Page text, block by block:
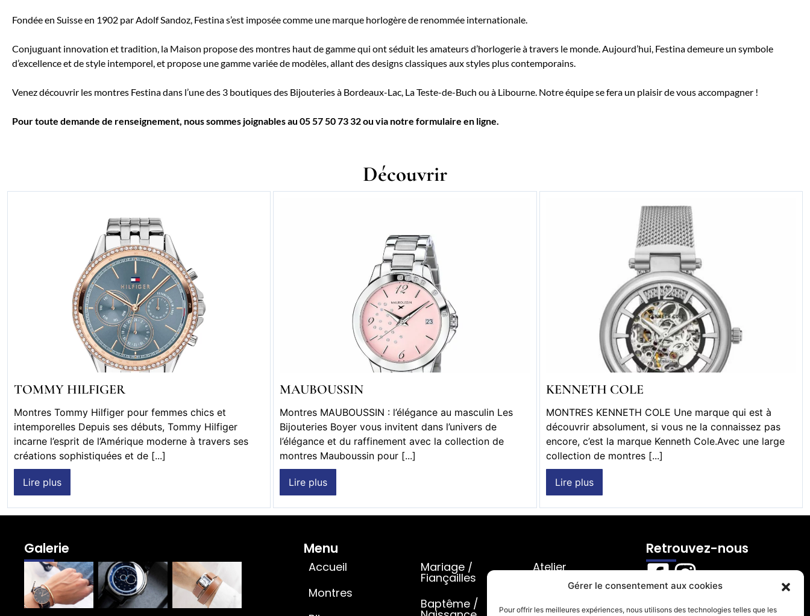
Gérer le consentement aux cookies
Pour offrir les meilleures expériences, nous utilisons des technologies telles que les
Fondée en Suisse en 1902 par Adolf Sandoz, Festina s’est imposée comme une marque horlogère de renommée internationale.
Conjuguant innovation et tradition, la Maison propose des montres haut de gamme qui ont séduit les amateurs d’horlogerie à travers le monde. Aujourd’hui, Festina demeure un symbole
d’excellence et de style intemporel, et propose une gamme variée de modèles, allant des designs classiques aux styles plus contemporains.
Venez découvrir les montres Festina dans l’une des 3 boutiques des Bijouteries à Bordeaux-Lac, La Teste-de-Buch ou à Libourne. Notre équipe se fera un plaisir de vous accompagner !
Pour toute demande de renseignement, nous sommes joignables au 05 57 50 73 32 ou via notre formulaire en ligne.
Découvrir
TOMMY HILFIGER
Montres Tommy Hilfiger pour femmes chics et
intemporelles Depuis ses débuts, Tommy Hilfiger
incarne l’esprit de l’Amérique moderne à travers ses
créations sophistiquées et de [...]
Lire plus
MAUBOUSSIN
Montres MAUBOUSSIN : l’élégance au masculin Les
Bijouteries Boyer vous invitent dans l’univers de
l’élégance et du raffinement avec la collection de
montres Mauboussin pour [...]
Lire plus
KENNETH COLE
MONTRES KENNETH COLE Une marque qui est à
découvrir absolument, si vous ne la connaissez pas
encore, c’est la marque Kenneth Cole.Avec une large
collection de montres [...]
Lire plus
Galerie Menu
Accueil
Montres
Mariage /
Fiançailles
Baptême /
Atelier
Contact
Retrouvez-nous